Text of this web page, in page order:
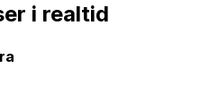
i realtid